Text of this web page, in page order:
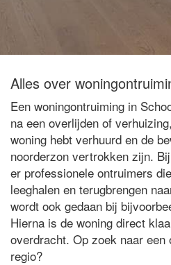
Alles over
Een woningontruiming in
na een overlijden of
woning hebt verhuurd en de
noorderzon vertrokken zijn.
er professionele ontruimers
leeghalen en terugbrengen
wordt ook gedaan bij
Hierna is de woning direct
overdracht. Op zoek naar
regio?